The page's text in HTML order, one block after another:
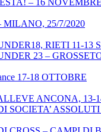
– 16
MILANO, 25/7/2020
RIETI 11-13
23 –
17-18 OTTOBRE
ANCONA, 13-
ASSOLUTI